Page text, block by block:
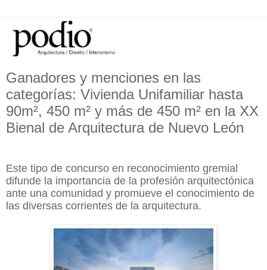
Ganadores y menciones en las
categorías: Vivienda Unifamiliar hasta
90m², 450 m² y más de 450 m² en la XX
Bienal de Arquitectura de Nuevo León
Este tipo de concurso en reconocimiento gremial
difunde la importancia de la profesión arquitectónica
ante una comunidad y promueve el conocimiento de
las diversas corrientes de la arquitectura.